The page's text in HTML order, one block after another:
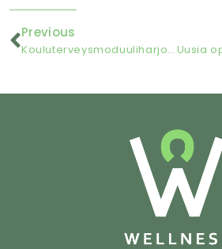
Previous
Kouluterveysmoduuliharjoittelu -pilotointi kevät 2025